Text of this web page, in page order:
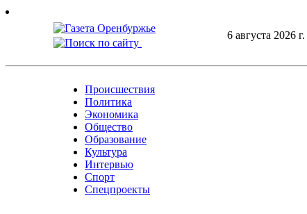
Skip
6 августа 2026 г.
Происшествия
Политика
Экономика
Общество
Образование
Культура
Интервью
Спорт
Спецпроекты